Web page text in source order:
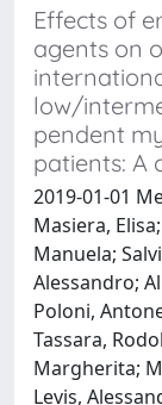
Effects of
agents on
low/
pendent
patients: A
2019-01-01
Masiera,
Manuela;
Alessandro;
Poloni,
Tassara,
Margherita;
Levis,